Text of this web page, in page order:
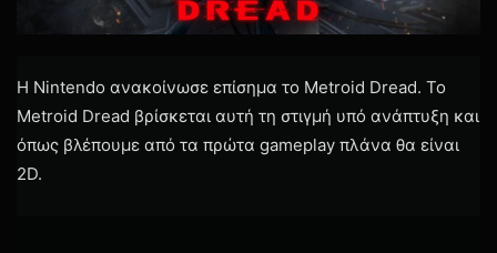
H Nintendo ανακοίνωσε επίσημα το Metroid Dread. Το
Metroid Dread βρίσκεται αυτή τη στιγμή υπό ανάπτυξη και
όπως βλέπουμε από τα πρώτα gameplay πλάνα θα είναι
2D.